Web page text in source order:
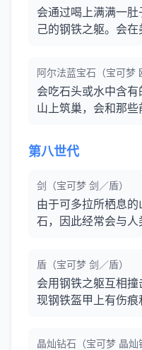
会通过喝上满满一
己的钢铁之躯。会在
阿尔法蓝宝石（宝可梦
会吃石头或水中含
山上筑巢，会和那些
第八世代
剑（宝可梦 剑／盾）
由于可多拉所栖息
石，因此经常会与人
盾（宝可梦 剑／盾）
会用钢铁之躯互相
现钢铁盔甲上有伤痕
晶灿钻石（宝可梦 晶灿